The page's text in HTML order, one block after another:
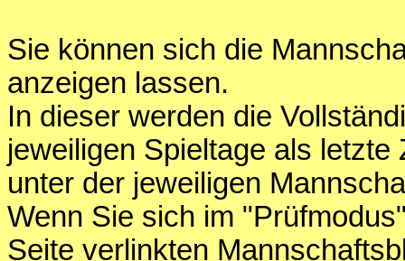
Sie können sich die
anzeigen lassen.
In dieser werden die
jeweiligen Spieltage als letzte
unter der jeweiligen
Wenn Sie sich im
Seite verlinkten